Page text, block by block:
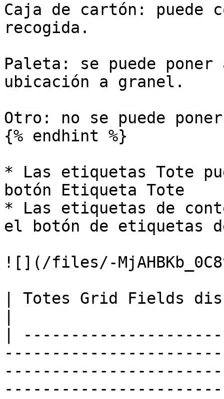
Caja de cartón: puede
recogida.
Paleta: se puede
ubicación a granel.
Otro: no se puede
{% endhint %}
* Las etiquetas Tote
botón Etiqueta Tote
* Las etiquetas de
el botón de etiquetas
![](/files/-
| Totes Grid Fields
|